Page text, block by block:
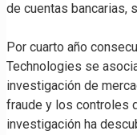
de cuentas bancarias,
Por cuarto año
Technologies se
investigación de
fraude y los controles
investigación ha